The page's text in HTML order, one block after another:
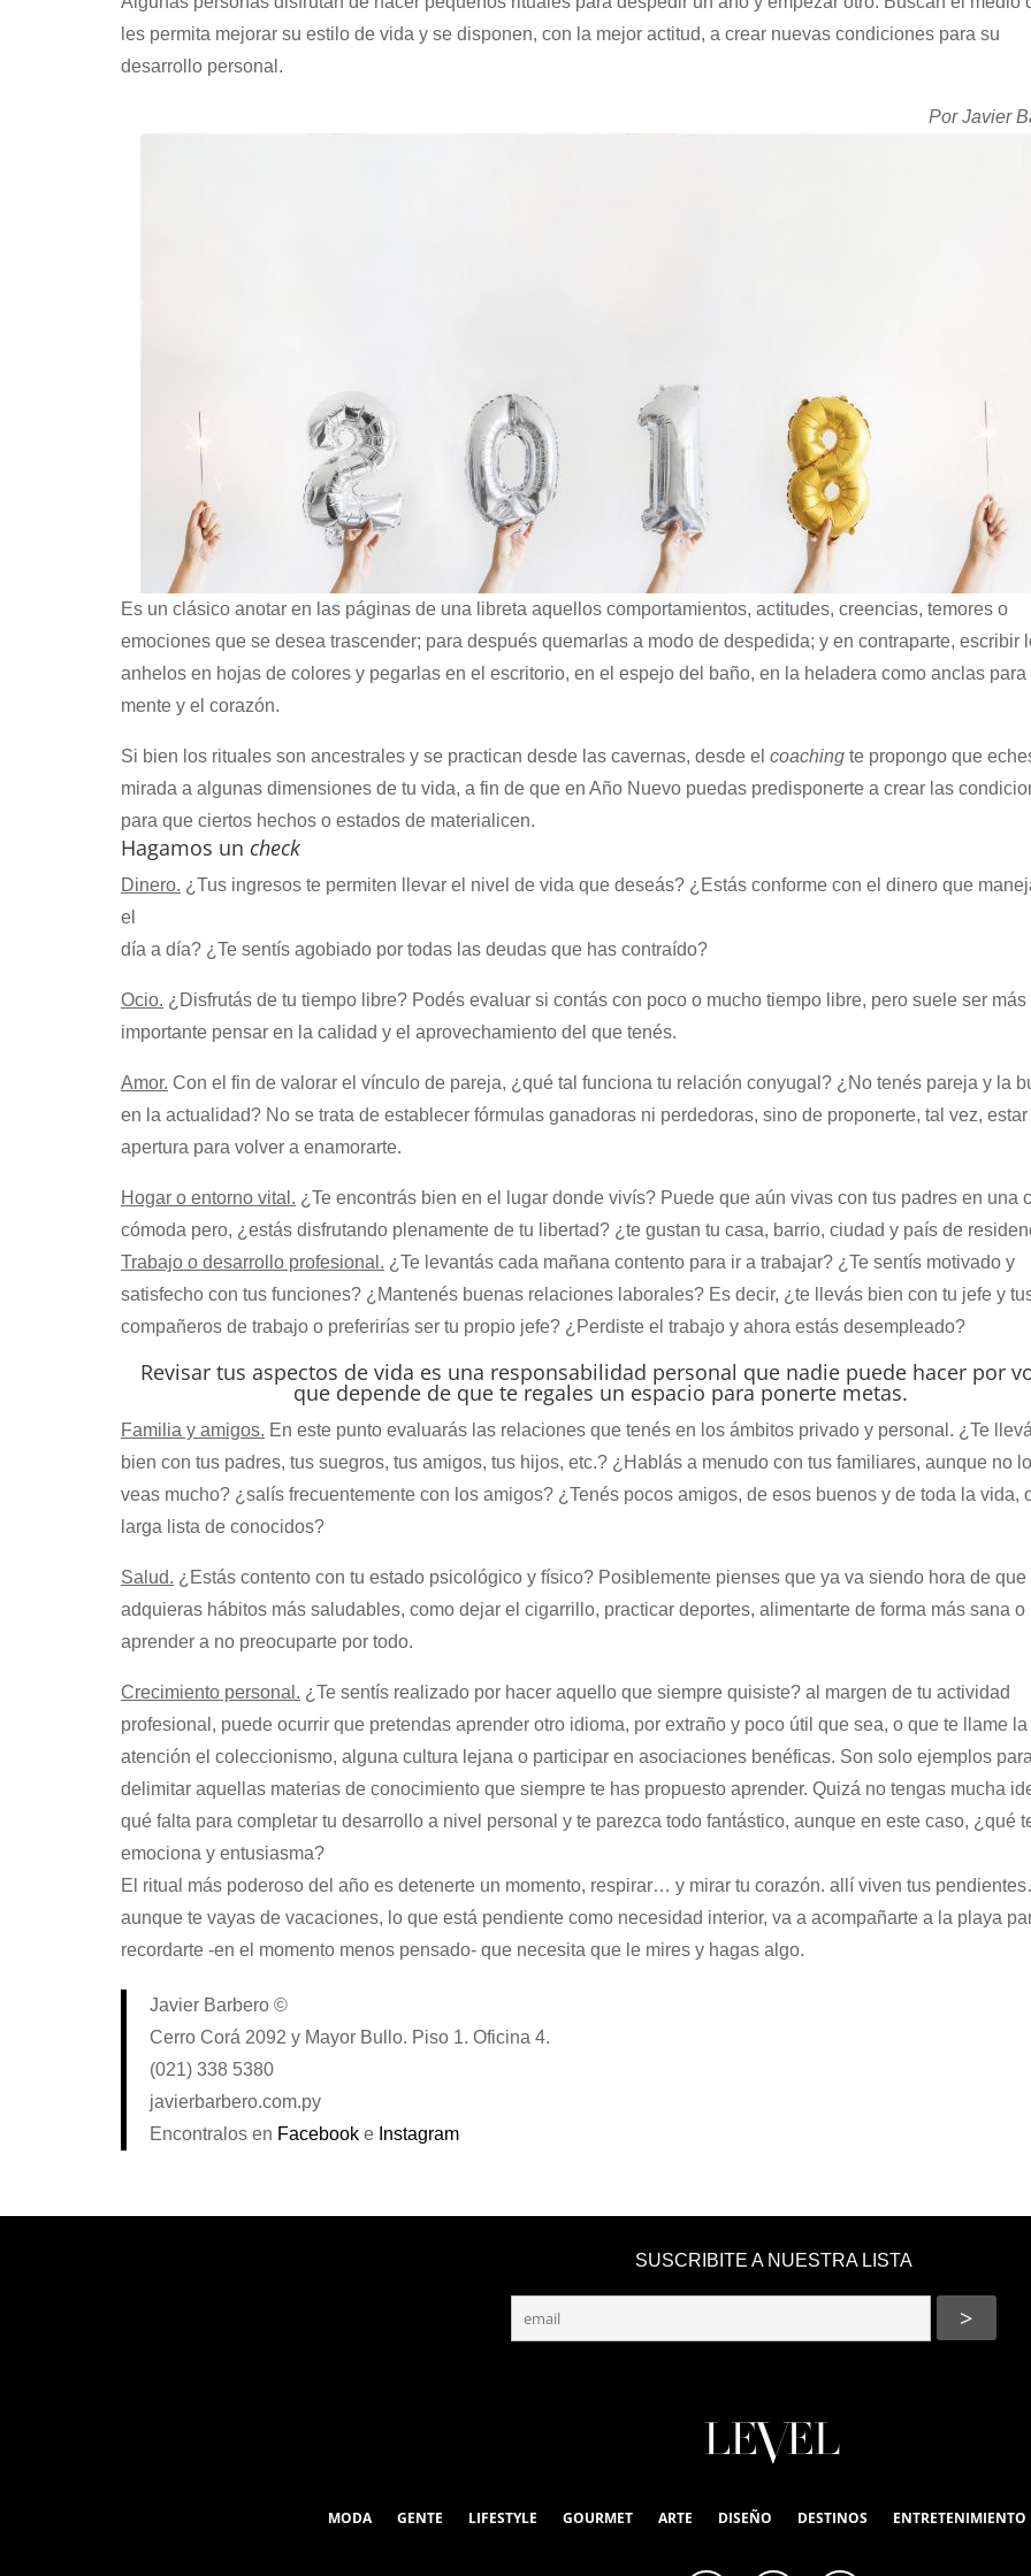
les permita mejorar su estilo de vida y se disponen, con la mejor actitud, a crear nuevas condiciones para su
desarrollo personal.
Por Javier
Es un clásico anotar en las páginas de una libreta aquellos comportamientos, actitudes, creencias, temores o
emociones que se desea trascender; para después quemarlas a modo de despedida; y en contraparte, escribir
anhelos en hojas de colores y pegarlas en el escritorio, en el espejo del baño, en la heladera como anclas para
mente y el corazón.
Si bien los rituales son ancestrales y se practican desde las cavernas, desde el coaching te propongo que
mirada a algunas dimensiones de tu vida, a fin de que en Año Nuevo puedas predisponerte a crear las
para que ciertos hechos o estados de materialicen.
Hagamos un check
Dinero. ¿Tus ingresos te permiten llevar el nivel de vida que deseás? ¿Estás conforme con el dinero que
el
día a día? ¿Te sentís agobiado por todas las deudas que has contraído?
Ocio. ¿Disfrutás de tu tiempo libre? Podés evaluar si contás con poco o mucho tiempo libre, pero suele ser más
importante pensar en la calidad y el aprovechamiento del que tenés.
Amor. Con el fin de valorar el vínculo de pareja, ¿qué tal funciona tu relación conyugal? ¿No tenés pareja y la
en la actualidad? No se trata de establecer fórmulas ganadoras ni perdedoras, sino de proponerte, tal vez, estar
apertura para volver a enamorarte.
Hogar o entorno vital. ¿Te encontrás bien en el lugar donde vivís? Puede que aún vivas con tus padres en una
cómoda pero, ¿estás disfrutando plenamente de tu libertad? ¿te gustan tu casa, barrio, ciudad y país de
Trabajo o desarrollo profesional. ¿Te levantás cada mañana contento para ir a trabajar? ¿Te sentís motivado y
satisfecho con tus funciones? ¿Mantenés buenas relaciones laborales? Es decir, ¿te llevás bien con tu jefe y
compañeros de trabajo o preferirías ser tu propio jefe? ¿Perdiste el trabajo y ahora estás desempleado?
Revisar tus aspectos de vida es una responsabilidad personal que nadie puede hacer por
que depende de que te regales un espacio para ponerte metas.
Familia y amigos. En este punto evaluarás las relaciones que tenés en los ámbitos privado y personal. ¿Te
bien con tus padres, tus suegros, tus amigos, tus hijos, etc.? ¿Hablás a menudo con tus familiares, aunque no
veas mucho? ¿salís frecuentemente con los amigos? ¿Tenés pocos amigos, de esos buenos y de toda la vida,
larga lista de conocidos?
Salud. ¿Estás contento con tu estado psicológico y físico? Posiblemente pienses que ya va siendo hora de que
adquieras hábitos más saludables, como dejar el cigarrillo, practicar deportes, alimentarte de forma más sana o
aprender a no preocuparte por todo.
Crecimiento personal. ¿Te sentís realizado por hacer aquello que siempre quisiste? al margen de tu actividad
profesional, puede ocurrir que pretendas aprender otro idioma, por extraño y poco útil que sea, o que te llame la
atención el coleccionismo, alguna cultura lejana o participar en asociaciones benéficas. Son solo ejemplos para
delimitar aquellas materias de conocimiento que siempre te has propuesto aprender. Quizá no tengas mucha
qué falta para completar tu desarrollo a nivel personal y te parezca todo fantástico, aunque en este caso, ¿qué
emociona y entusiasma?
El ritual más poderoso del año es detenerte un momento, respirar… y mirar tu corazón. allí viven tus
aunque te vayas de vacaciones, lo que está pendiente como necesidad interior, va a acompañarte a la playa
recordarte -en el momento menos pensado- que necesita que le mires y hagas algo.
Javier Barbero ©
Cerro Corá 2092 y Mayor Bullo. Piso 1. Oficina 4.
(021) 338 5380
javierbarbero.com.py
Encontralos en Facebook e Instagram
SUSCRIBITE A NUESTRA LISTA
MODA GENTE LIFESTYLE GOURMET ARTE DISEÑO DESTINOS ENTRETENIMIENTO